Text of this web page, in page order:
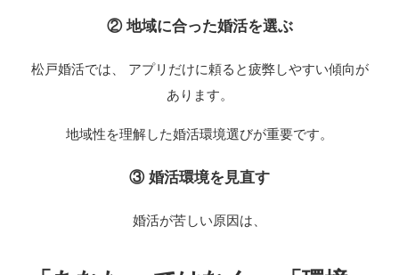
② 地域に合った婚活を選ぶ
松戸婚活では、 アプリだけに頼ると疲弊しやすい傾向が
あります。
地域性を理解した婚活環境選びが重要です。
③ 婚活環境を見直す
婚活が苦しい原因は、